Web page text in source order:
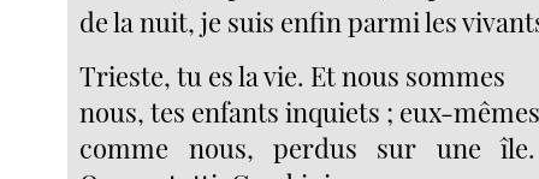
de la nuit, je suis enfin parmi les
Trieste, tu es la vie. Et nous sommes
nous, tes enfants inquiets ; eux-
comme nous, perdus sur une